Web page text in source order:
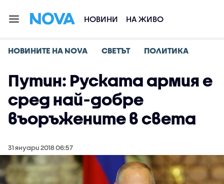
НОВИНИ НА ЖИВО
НОВИНИТЕ НА NOVA СВЕТЪТ ПОЛИТИКА
Путин: Руската армия е
сред най-добре
въоръжените в света
31 януари 2018 06:57